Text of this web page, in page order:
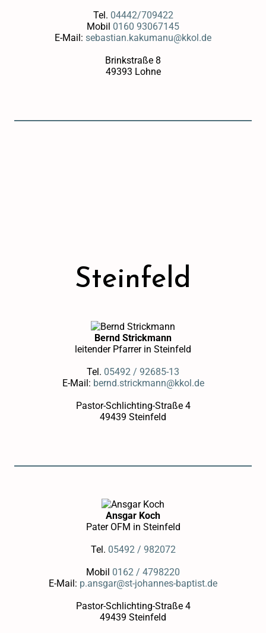
Tel. 04442/709422
Mobil 0160 93067145
E-Mail: sebastian.kakumanu@kkol.de
Brinkstraße 8
49393 Lohne
Steinfeld
Bernd Strickmann
leitender Pfarrer in Steinfeld
Tel. 05492 / 92685-13
E-Mail: bernd.strickmann@kkol.de
Pastor-Schlichting-Straße 4
49439 Steinfeld
Ansgar Koch
Pater OFM in Steinfeld
Tel. 05492 / 982072
Mobil 0162 / 4798220
E-Mail: p.ansgar@st-johannes-baptist.de
Pastor-Schlichting-Straße 4
49439 Steinfeld